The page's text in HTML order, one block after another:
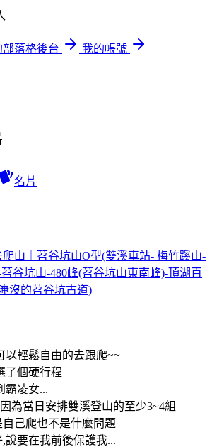
部落格後台
我的帳號
名片
山｜苕谷坑山O型(雙溪車站- 梅竹蹊山-
谷坑山-480峰(苕谷坑山東南峰)-頂湖百
沒的苕谷坑古道)
以輕鬆自由的去跟爬~~
了個硬行程
霸凌女...
為當日安排雙溪登山的至少3~4組
己爬也不是什麼問題
說要在我前後保護我...